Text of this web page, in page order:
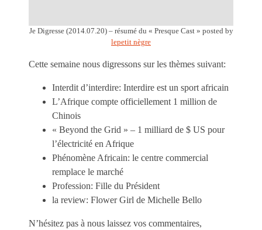
Je Digresse (2014.07.20) – résumé du « Presque Cast » posted by
lepetit nègre
Cette semaine nous digressons sur les thèmes suivant:
Interdit d’interdire: Interdire est un sport africain
L’Afrique compte officiellement 1 million de
Chinois
« Beyond the Grid » – 1 milliard de $ US pour
l’électricité en Afrique
Phénomène Africain: le centre commercial
remplace le marché
Profession: Fille du Président
la review: Flower Girl de Michelle Bello
N’hésitez pas à nous laissez vos commentaires,